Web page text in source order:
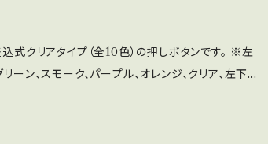
式クリアタイプ（全10色）の押しボタンです。 ※左
ーン、スモーク、パープル、オレンジ、クリア、左下よ